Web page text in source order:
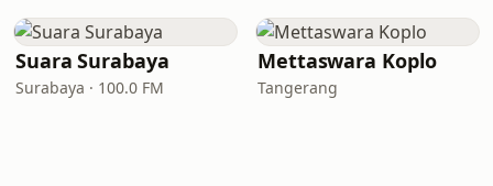
Suara Surabaya
Surabaya · 100.0 FM
Mettaswara Koplo
Tangerang